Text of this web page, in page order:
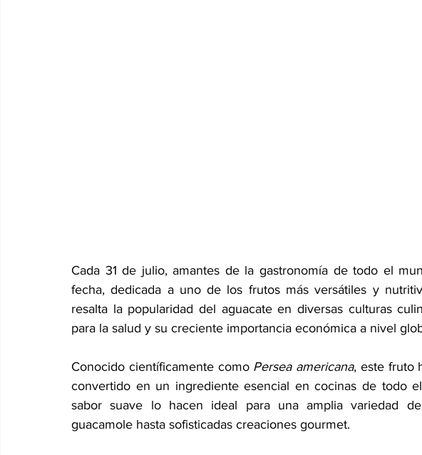
Cada 31 de julio, amantes de la gastronomía de todo el
fecha, dedicada a uno de los frutos más versátiles y
resalta la popularidad del aguacate en diversas culturas
para la salud y su creciente importancia económica a nivel
Conocido científicamente como Persea americana, este fruto
convertido en un ingrediente esencial en cocinas de todo
sabor suave lo hacen ideal para una amplia variedad
guacamole hasta sofisticadas creaciones gourmet.